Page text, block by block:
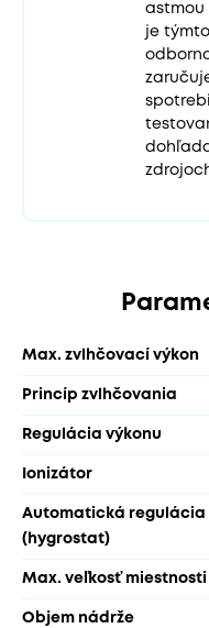
astmou
je
Max. zvlhčovací výkon
Princíp zvlhčovania
Regulácia výkonu
Ionizátor
Automatická regulácia
(hygrostat)
Max. veľkosť miestnosti
Objem nádrže